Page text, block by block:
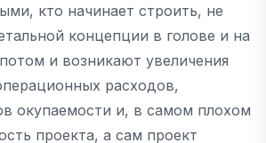
кто начинает строить, не
концепции в голове и на
и возникают увеличения
расходов,
окупаемости и, в самом плохом
проекта, а сам проект